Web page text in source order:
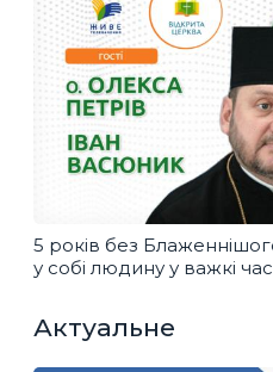
5 років без
у собі людину у важкі
Актуальне